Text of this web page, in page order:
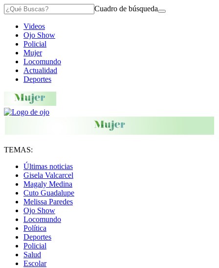
Cuadro de búsqueda
Videos
Ojo Show
Policial
Mujer
Locomundo
Actualidad
Deportes
TEMAS:
Últimas noticias
Gisela Valcarcel
Magaly Medina
Cuto Guadalupe
Melissa Paredes
Ojo Show
Locomundo
Política
Deportes
Policial
Salud
Escolar